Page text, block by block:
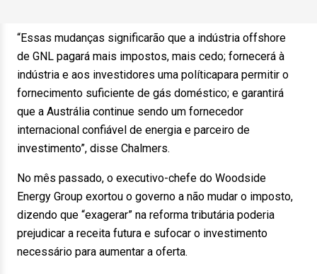
“Essas mudanças significarão que a indústria offshore
de GNL pagará mais impostos, mais cedo; fornecerá à
indústria e aos investidores uma políticapara permitir o
fornecimento suficiente de gás doméstico; e garantirá
que a Austrália continue sendo um fornecedor
internacional confiável de energia e parceiro de
investimento”, disse Chalmers.
No mês passado, o executivo-chefe do Woodside
Energy Group exortou o governo a não mudar o imposto,
dizendo que “exagerar” na reforma tributária poderia
prejudicar a receita futura e sufocar o investimento
necessário para aumentar a oferta.